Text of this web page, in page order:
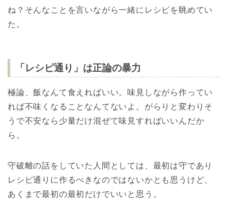
ね？そんなことを言いながら一緒にレシピを眺めてい
た。
「レシピ通り」は正論の暴力
極論、飯なんて食えればいい。味見しながら作ってい
れば不味くなることなんてないよ。がらりと変わりそ
うで不安なら少量だけ混ぜて味見すればいいんだか
ら。
守破離の話をしていた人間としては、最初は守であり
レシピ通りに作るべきなのではないかとも思うけど、
あくまで最初の最初だけでいいと思う。